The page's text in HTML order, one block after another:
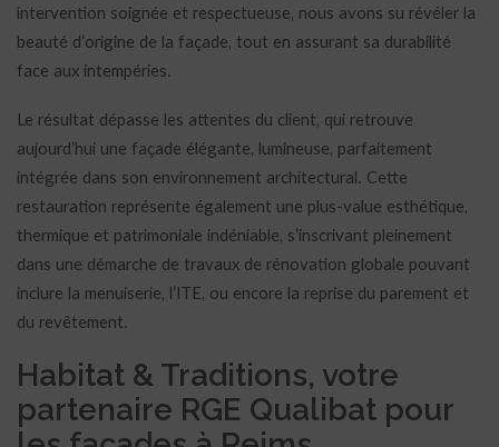
intervention soignée et respectueuse, nous avons su révéler la
beauté d’origine de la façade, tout en assurant sa durabilité
face aux intempéries.
Le résultat dépasse les attentes du client, qui retrouve
aujourd’hui une façade élégante, lumineuse, parfaitement
intégrée dans son environnement architectural. Cette
restauration représente également une plus-value esthétique,
thermique et patrimoniale indéniable, s’inscrivant pleinement
dans une démarche de travaux de rénovation globale pouvant
inclure la menuiserie, l’ITE, ou encore la reprise du parement et
du revêtement.
Habitat & Traditions, votre
partenaire RGE Qualibat pour